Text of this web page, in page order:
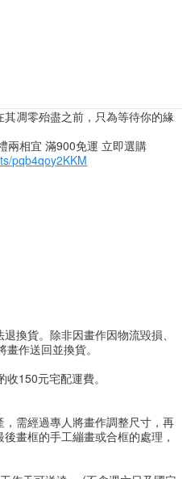
其凋零殆盡之前，只為等待你的緣
兩相宜 滿900免運 立即選購
pqb4qoy2KKM
換貨。除非因畫作因物流毀損、
作送回並換貨。
150元宅配運費。
需經過專人將畫作調整尺寸，再
畫框的手工繃畫或合框的處理，